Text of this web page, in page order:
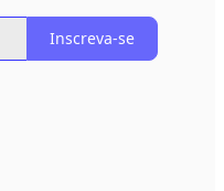
Inscreva-se